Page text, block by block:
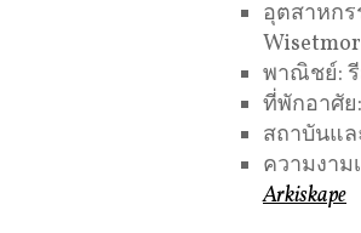
อุตสาหกร
พาณิชย์: รี
ที่พักอาศัย
สถาบันแล
ความงาม
Arkiskape